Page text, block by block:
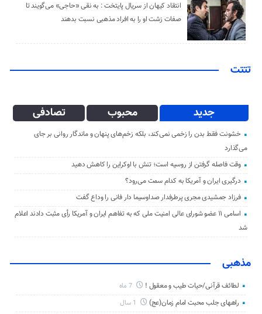
انتقاد کیهان از سریال پایتخت : به نقی «حاجی» می‌گویند تا
صفات زشت او را به افراد مذهبی نسبت بدهند
تتتت
جدید محبوب تصادفی
خشونت فقط بدن را زخمی نمی‌کند، بلکه زخم‌های پنهان و ماندگار روانی بر جای
می‌گذارد
وقت فاصله گرفتن از روسیه است؛ تنش با اوکراین را کاهش دهید
درگیری ایران و آمریکا به کدام سمت می‌رود؟
فرزاد جمشیدی مجری پرطرفدار صداوسیما دار فانی را وداع گفت
اسامی ۱۱ عضو شورای عالی امنیت ملی که به تفاهم ایران و آمریکا رأی مثبت دادند اعلام
شد
مذهبی
لطائف قرآنی/حیات طیب و معقول ! 7 ماه
راههای جلب محبت امام زمان(عج)